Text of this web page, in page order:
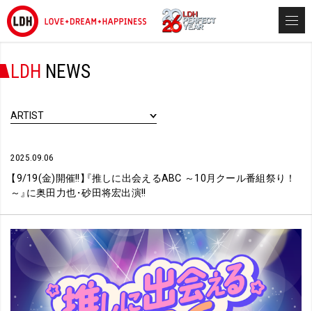
LDH NEWS
ARTIST
2025.09.06
【9/19(金)開催!! 】
『推しに出会えるABC ～10月クール番組祭り！
～ 』に奥田力也・砂田将宏出演!!